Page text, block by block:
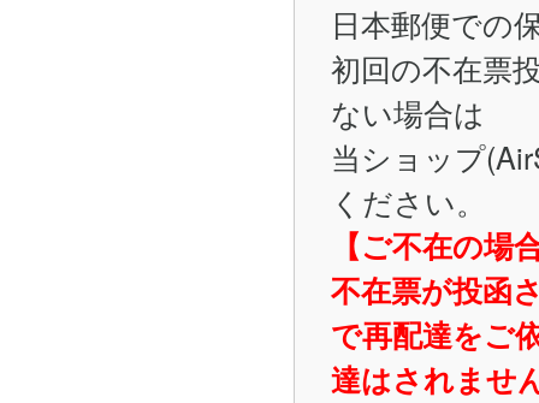
日本郵便での
初回の不在票
ない場合は
当ショップ
ください。
【ご不在の場
不在票が投函
で再配達をご
達はされませ